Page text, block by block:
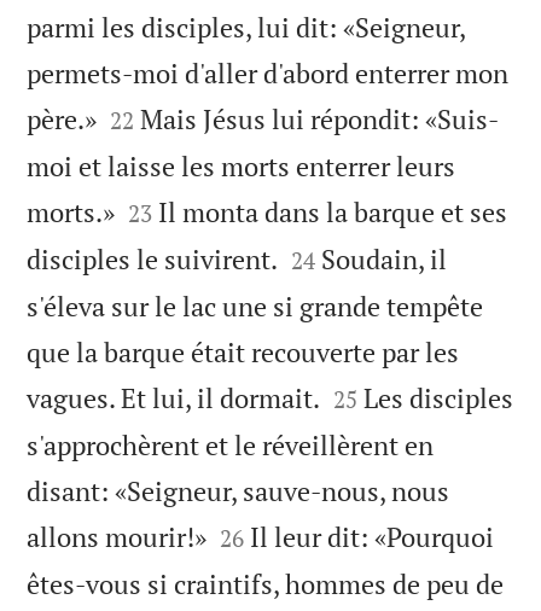
parmi les disciples, lui dit: «Seigneur,
permets-moi d'aller d'abord enterrer mon
père.»
22 Mais Jésus lui répondit: «Suis-
moi et laisse les morts enterrer leurs
morts.»
23 Il monta dans la barque et ses
disciples le suivirent. 

24 Soudain, il
s'éleva sur le lac une si grande tempête
que la barque était recouverte par les
vagues. Et lui, il dormait. 

25 Les disciples
s'approchèrent et le réveillèrent en
disant: «Seigneur, sauve-nous, nous
allons mourir!»
26 Il leur dit: «Pourquoi
êtes-vous si craintifs, hommes de peu de